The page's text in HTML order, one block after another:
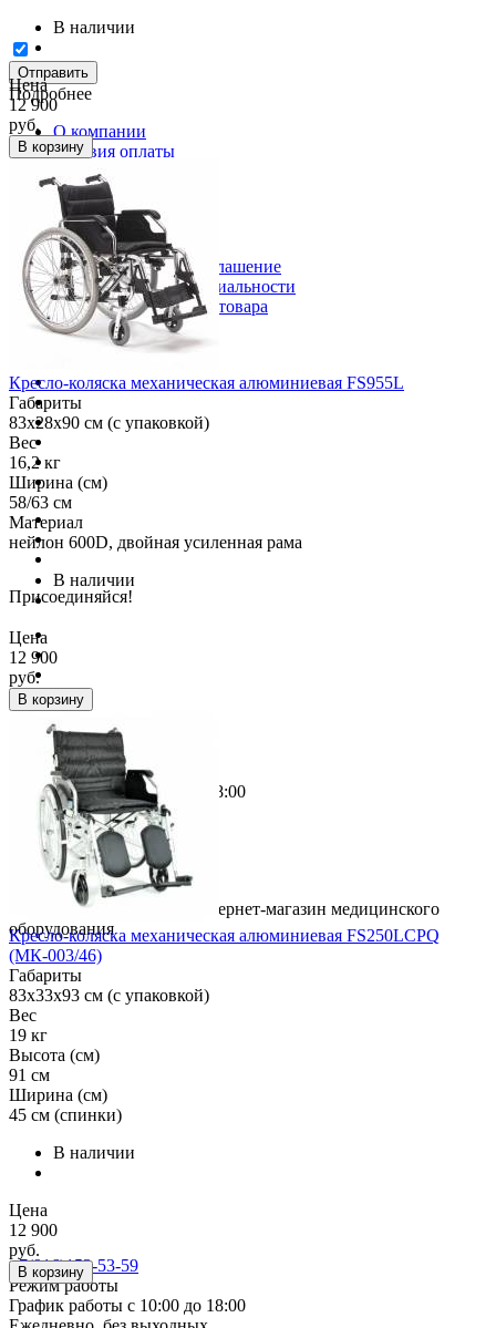
В наличии
Цена
12 900
руб.
В корзину
Кресло-коляска механическая алюминиевая FS955L
Габариты
83x28x90 см (с упаковкой)
Вес
16,2 кг
Ширина (см)
58/63 см
Материал
нейлон 600D, двойная усиленная рама
В наличии
Цена
12 900
руб.
В корзину
Кресло-коляска механическая алюминиевая FS250LCPQ
(МК-003/46)
Габариты
83x33x93 см (с упаковкой)
Вес
19 кг
Высота (см)
91 см
Ширина (см)
45 см (спинки)
В наличии
Цена
12 900
руб.
В корзину
Отправить
Подробнее
О компании
Условия оплаты
Условия доставки
Контакты
Полезная информация
Пользовательское соглашение
Политика конфиденциальности
Получение и возврат товара
Присоединяйся!
Присоединяйся!
Режим работы
График работы с 10:00 до 18:00
Ежедневно, без выходных
Адрес в Москве:
ул. Плещеева, д. 12А
метро Бибирево
© 2017 Medic-house.ru - интернет-магазин медицинского
оборудования
+7(916)153-53-59
Режим работы
График работы с 10:00 до 18:00